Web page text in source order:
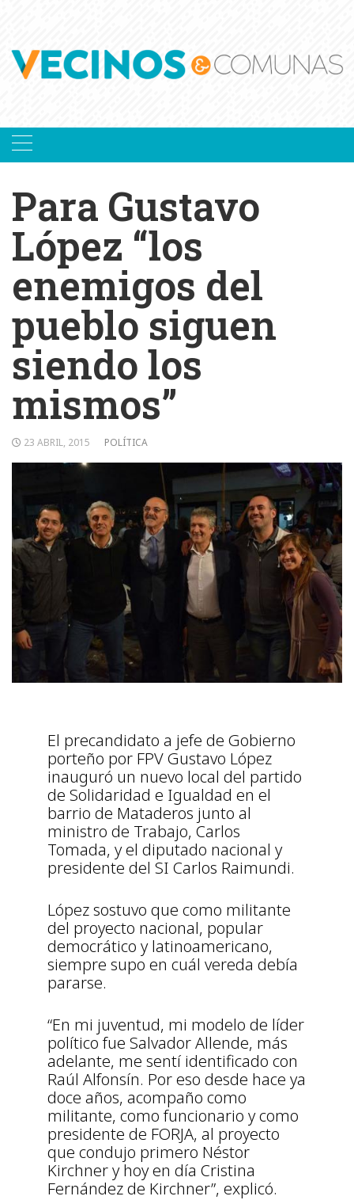
Para Gustavo
López “los
enemigos del
pueblo siguen
siendo los
mismos”
23 ABRIL, 2015 POLÍTICA
El precandidato a jefe de Gobierno
porteño por FPV Gustavo López
inauguró un nuevo local del partido
de Solidaridad e Igualdad en el
barrio de Mataderos junto al
ministro de Trabajo, Carlos
Tomada, y el diputado nacional y
presidente del SI Carlos Raimundi.
López sostuvo que como militante
del proyecto nacional, popular
democrático y latinoamericano,
siempre supo en cuál vereda debía
pararse.
“En mi juventud, mi modelo de líder
político fue Salvador Allende, más
adelante, me sentí identificado con
Raúl Alfonsín. Por eso desde hace ya
doce años, acompaño como
militante, como funcionario y como
presidente de FORJA, al proyecto
que condujo primero Néstor
Kirchner y hoy en día Cristina
Fernández de Kirchner”, explicó.